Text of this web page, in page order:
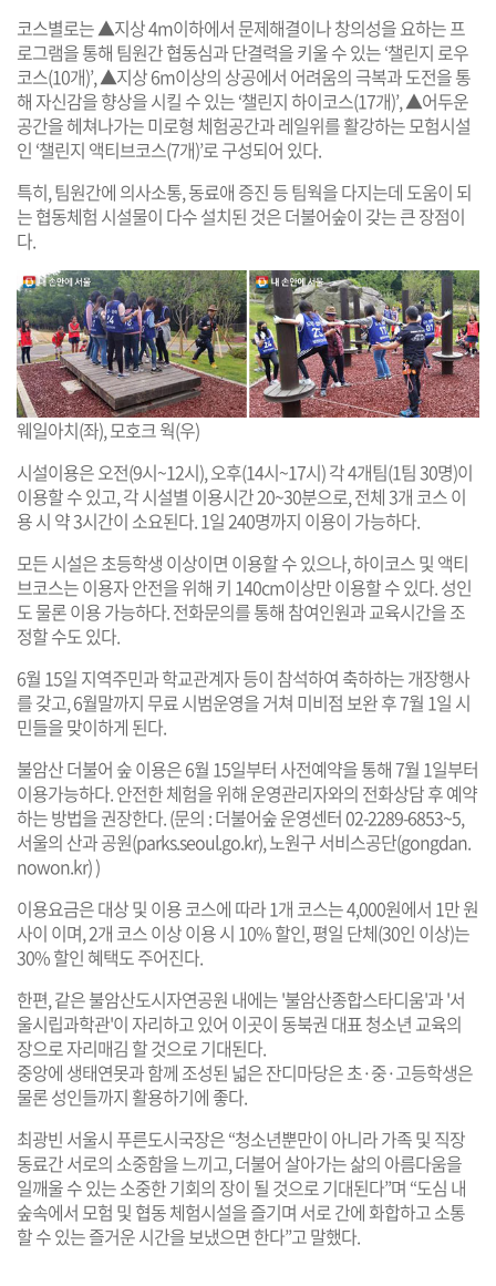
코스별로는 ▲지상 4m이하에서 문제해결이나 창의성을 요하는 프
로그램을 통해 팀원간 협동심과 단결력을 키울 수 있는 ‘챌린지 로우
코스(10개)’, ▲지상 6m이상의 상공에서 어려움의 극복과 도전을 통
해 자신감을 향상을 시킬 수 있는 ‘챌린지 하이코스(17개)’, ▲어두운
공간을 헤쳐나가는 미로형 체험공간과 레일위를 활강하는 모험시설
인 ‘챌린지 액티브코스(7개)’로 구성되어 있다.
특히, 팀원간에 의사소통, 동료애 증진 등 팀웍을 다지는데 도움이 되
는 협동체험 시설물이 다수 설치된 것은 더불어숲이 갖는 큰 장점이
다.
웨일아치(좌), 모호크 웍(우)
시설이용은 오전(9시~12시), 오후(14시~17시) 각 4개팀(1팀 30명)이
이용할 수 있고, 각 시설별 이용시간 20~30분으로, 전체 3개 코스 이
용 시 약 3시간이 소요된다. 1일 240명까지 이용이 가능하다.
모든 시설은 초등학생 이상이면 이용할 수 있으나, 하이코스 및 액티
브코스는 이용자 안전을 위해 키 140cm이상만 이용할 수 있다. 성인
도 물론 이용 가능하다. 전화문의를 통해 참여인원과 교육시간을 조
정할 수도 있다.
6월 15일 지역주민과 학교관계자 등이 참석하여 축하하는 개장행사
를 갖고, 6월말까지 무료 시범운영을 거쳐 미비점 보완 후 7월 1일 시
민들을 맞이하게 된다.
불암산 더불어 숲 이용은 6월 15일부터 사전예약을 통해 7월 1일부터
이용가능하다. 안전한 체험을 위해 운영관리자와의 전화상담 후 예약
하는 방법을 권장한다. (문의 : 더불어숲 운영센터 02-2289-6853~5,
서울의 산과 공원(parks.seoul.go.kr), 노원구 서비스공단(gongdan.
nowon.kr) )
이용요금은 대상 및 이용 코스에 따라 1개 코스는 4,000원에서 1만 원
사이 이며, 2개 코스 이상 이용 시 10% 할인, 평일 단체(30인 이상)는
30% 할인 혜택도 주어진다.
한편, 같은 불암산도시자연공원 내에는 '불암산종합스타디움'과 '서
울시립과학관'이 자리하고 있어 이곳이 동북권 대표 청소년 교육의
장으로 자리매김 할 것으로 기대된다.
중앙에 생태연못과 함께 조성된 넓은 잔디마당은 초·중·고등학생은
물론 성인들까지 활용하기에 좋다.
최광빈 서울시 푸른도시국장은 “청소년뿐만이 아니라 가족 및 직장
동료간 서로의 소중함을 느끼고, 더불어 살아가는 삶의 아름다움을
일깨울 수 있는 소중한 기회의 장이 될 것으로 기대된다”며 “도심 내
숲속에서 모험 및 협동 체험시설을 즐기며 서로 간에 화합하고 소통
할 수 있는 즐거운 시간을 보냈으면 한다”고 말했다.